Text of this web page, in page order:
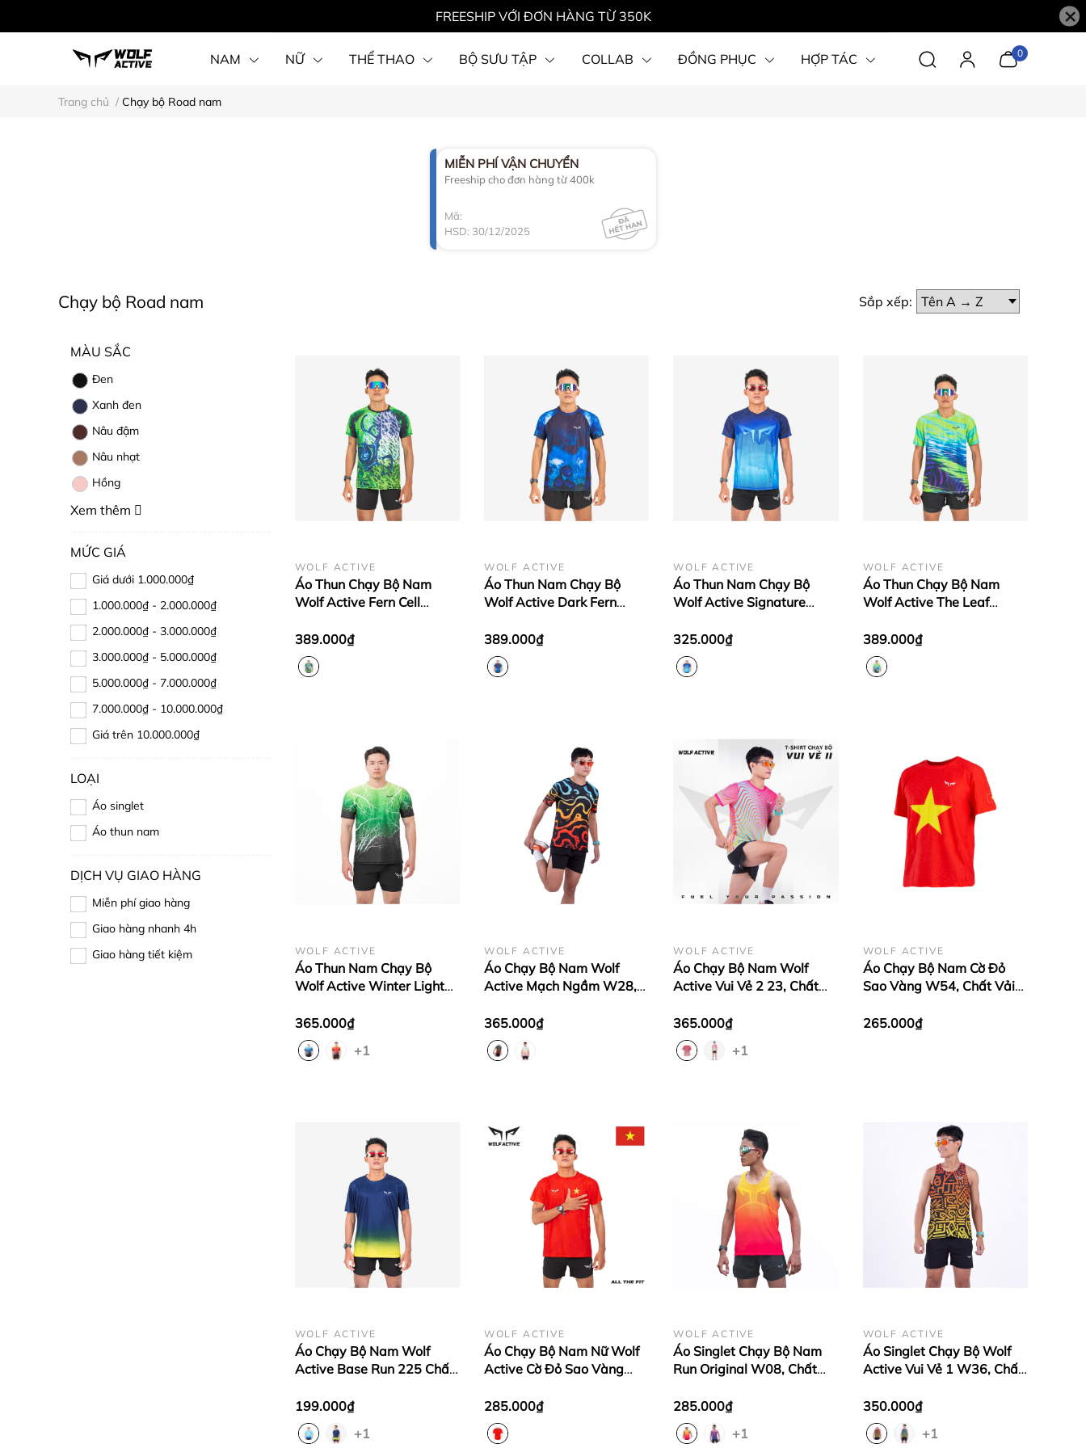
FREESHIP VỚI ĐƠN HÀNG TỪ 350K ×
NAM NỮ THỂ THAO BỘ SƯU TẬP COLLAB ĐỒNG PHỤC HỢP TÁC 0
Trang chủ / Chạy bộ Road nam
MIỄN PHÍ VẬN CHUYỂN
Freeship cho đơn hàng từ 400k
Mã:
HSD: 30/12/2025
Chạy bộ Road nam Sắp xếp:
MÀU SẮC
Đen
Xanh đen
Nâu đậm
Nâu nhạt
Hồng
Xem thêm
MỨC GIÁ
Giá dưới 1.000.000₫
1.000.000₫ - 2.000.000₫
2.000.000₫ - 3.000.000₫
3.000.000₫ - 5.000.000₫
5.000.000₫ - 7.000.000₫
7.000.000₫ - 10.000.000₫
Giá trên 10.000.000₫
LOẠI
Áo singlet
Áo thun nam
DỊCH VỤ GIAO HÀNG
Miễn phí giao hàng
Giao hàng nhanh 4h
Giao hàng tiết kiệm
WOLF ACTIVE
Áo Thun Chạy Bộ Nam
Wolf Active Fern Cell
Active Siêu Nhẹ, Thoáng
Khí, Đẹp Mắt
389.000₫
WOLF ACTIVE
Áo Thun Nam Chạy Bộ
Wolf Active Dark Fern
Chất Vải Nhẹ, Thiết Kế
Đẳng Cấp
389.000₫
WOLF ACTIVE
Áo Thun Nam Chạy Bộ
Wolf Active Signature
Nhẹ, Nhanh Khô, Co Giãn 4
Chiều
325.000₫
WOLF ACTIVE
Áo Thun Chạy Bộ Nam
Wolf Active The Leaf
Vải Siêu Nhẹ, Thoáng Khí,
Cực Mát
389.000₫
WOLF ACTIVE
Áo Thun Nam Chạy Bộ
Wolf Active Winter Light
Active Nhẹ, Nhanh Khô,
Thoải Mái
365.000₫
+1
WOLF ACTIVE
Áo Chạy Bộ Nam Wolf
Active Mạch Ngầm W28,
Nhanh Khô, Thoáng Khí
365.000₫
WOLF ACTIVE
Áo Chạy Bộ Nam Wolf
Active Vui Vẻ 2 23, Chất
Khô, Co Giãn 4 Chiều
365.000₫
+1
WOLF ACTIVE
Áo Chạy Bộ Nam Cờ Đỏ
Sao Vàng W54, Chất Vải
Mịn, Co Giãn 4 Chiều
265.000₫
WOLF ACTIVE
Áo Chạy Bộ Nam Wolf
Active Base Run 225 Chất
Thoải Mái, Nhanh Khô
199.000₫
+1
WOLF ACTIVE
Áo Chạy Bộ Nam Nữ Wolf
Active Cờ Đỏ Sao Vàng
Với Tinh Thần Việt
285.000₫
WOLF ACTIVE
Áo Singlet Chạy Bộ Nam
Run Original W08, Chất
Mồ Hôi Tốt, Nhanh Khô
285.000₫
+1
WOLF ACTIVE
Áo Singlet Chạy Bộ Wolf
Active Vui Vẻ 1 W36, Chất
Nhanh Khô, Co Giãn 4
Chiều
350.000₫
+1